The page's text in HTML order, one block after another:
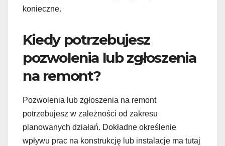
konieczne.
Kiedy potrzebujesz
pozwolenia lub zgłoszenia
na remont?
Pozwolenia lub zgłoszenia na remont
potrzebujesz w zależności od zakresu
planowanych działań. Dokładne określenie
wpływu prac na konstrukcję lub instalacje ma tutaj